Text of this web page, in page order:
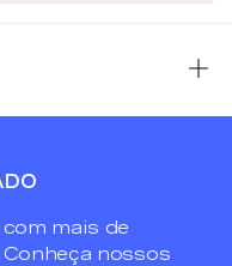
mais de
nossos